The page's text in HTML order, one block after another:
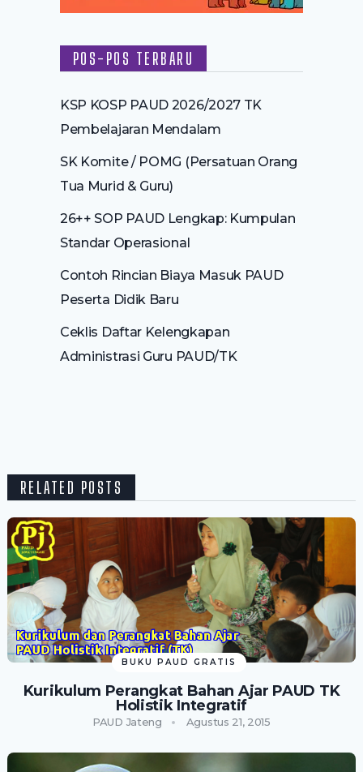
POS-POS TERBARU
KSP KOSP PAUD 2026/2027 TK
Pembelajaran Mendalam
SK Komite / POMG (Persatuan Orang
Tua Murid & Guru)
26++ SOP PAUD Lengkap: Kumpulan
Standar Operasional
Contoh Rincian Biaya Masuk PAUD
Peserta Didik Baru
Ceklis Daftar Kelengkapan
Administrasi Guru PAUD/TK
RELATED POSTS
BUKU PAUD GRATIS
Kurikulum Perangkat Bahan Ajar PAUD TK
Holistik Integratif
PAUD Jateng Agustus 21, 2015